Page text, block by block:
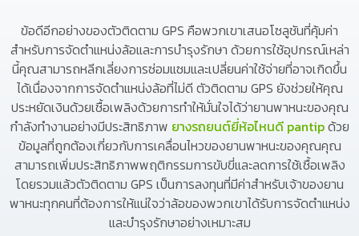
ข้อดีอีกอย่างของตัวติดตาม GPS คือพวกเขาเสนอโซลูชันที่คุ้มค่า
สำหรับการจัดตำแหน่งล้อและการบำรุงรักษา ด้วยการใช้อุปกรณ์เหล่า
นี้คุณสามารถหลีกเลี่ยงการซ่อมแซมและเปลี่ยนค่าใช้จ่ายที่อาจเกิดขึ้น
ได้เนื่องจากการจัดตำแหน่งล้อที่ไม่ดี ตัวติดตาม GPS ยังช่วยให้คุณ
ประหยัดเงินด้วยเชื้อเพลิงด้วยการทำให้มั่นใจได้ว่ายานพาหนะของคุณ
กำลังทำงานอย่างมีประสิทธิภาพ ยางรถยนต์ยี่ห้อไหนดี pantipด้วย
ข้อมูลที่ถูกต้องเกี่ยวกับการเคลื่อนไหวของยานพาหนะของคุณคุณ
สามารถเพิ่มประสิทธิภาพพฤติกรรมการขับขี่และลดการใช้เชื้อเพลิง
โดยรวมแล้วตัวติดตาม GPS เป็นการลงทุนที่มีค่าสำหรับเจ้าของยาน
พาหนะทุกคนที่ต้องการให้แน่ใจว่าล้อของพวกเขาได้รับการจัดตำแหน่ง
และบำรุงรักษาอย่างเหมาะสม